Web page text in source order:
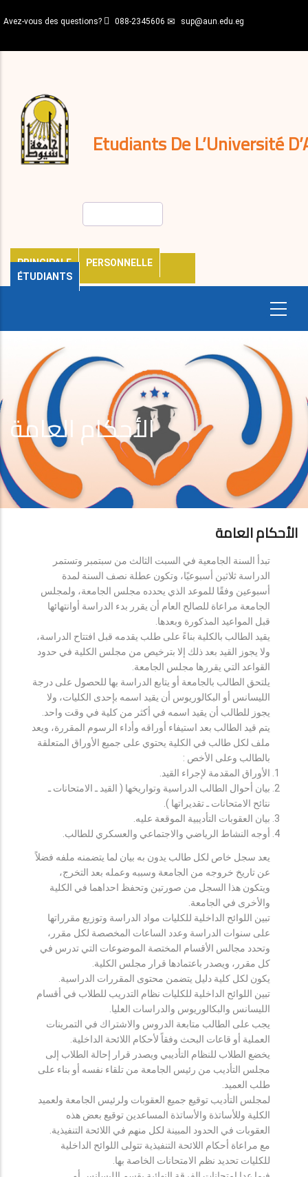
au
principal
Avez-vous des questions? 088-2345606 sup@aun.edu.eg
Etudiants De L’Université
PRINCIPALE
PERSONNELLE
ÉTUDIANTS
décisions
Expatriés
Journal
الأحكام العامة
الأحكام العامة
تبدأ السنة الجامعية في السبت الثالث من سبتمبر وتستمر
الدراسة ثلاثين أسبوعيًا، وتكون عطلة نصف السنة لمدة
أسبوعين وفقًا للموعد الذي يحدده مجلس الجامعة، ولمجلس
الجامعة مراعاة للصالح العام أن يقرر بدء الدراسة أوانتهائها
قبل المواعيد المذكورة وبعدها.
يقيد الطالب بالكلية بناءً على طلب يقدمه قبل افتتاح الدراسة،
ولا يجوز القيد بعد ذلك إلا بترخيص من مجلس الكلية في حدود
القواعد التي يقررها مجلس الجامعة.
يلتحق الطالب بالجامعة أو يتابع الدراسة بها للحصول على درجة
الليسانس أو البكالوريوس أن يقيد اسمه بإحدى الكليات، ولا
يجوز للطالب أن يقيد اسمه في أكثر من كلية في وقت واحد.
يتم قيد الطالب بعد استيفاء أوراقه وأداء الرسوم المقررة، ويعد
ملف لكل طالب في الكلية يحتوي على جميع الأوراق المتعلقة
بالطالب وعلى الأخص :
الأوراق المقدمة لإجراء القيد.
بيان أحوال الطالب الدراسية وتواريخها ( القيد ـ الامتحانات ـ
نتائح الامتحانات ـ تقديراتها ).
بيان العقوبات التأديبية الموقعة عليه.
أوجه النشاط الرياضي والاجتماعي والعسكري للطالب.
يعد سجل خاص لكل طالب يدون به بيان لما يتضمنه ملفه فضلاً
عن تاريخ خروجه من الجامعة وسببه وعمله بعد التخرج،
ويتكون هذا السجل من صورتين وتحفظ احداهما في الكلية
والأخرى في الجامعة.
تبين اللوائح الداخلية للكليات مواد الدراسة وتوزيع مقرراتها
على سنوات الدراسة وعدد الساعات المخصصة لكل مقرر،
وتحدد مجالس الأقسام المختصة الموضوعات التي تدرس في
كل مقرر، ويصدر باعتمادها قرار مجلس الكلية.
يكون لكل كلية دليل يتضمن محتوى المقررات الدراسية.
تبين اللوائح الداخلية للكليات نظام التدريب للطلاب في أقسام
الليسانس والبكالوريوس والدراسات العليا.
يجب على الطالب متابعة الدروس والاشتراك في التمرينات
العملية أو قاعات البحث وفقاً لأحكام اللائحة الداخلية.
يخضع الطلاب للنظام التأديبي ويصدر قرار إحالة الطلاب إلى
مجلس التأديب من رئيس الجامعة من تلقاء نفسه أو بناء على
طلب العميد.
لمجلس التأديب توقيع جميع العقوبات ولرئيس الجامعة ولعميد
الكلية وللأساتذة والأساتذة المساعدين توقيع بعض هذه
العقوبات في الحدود المبينة لكل منهم في اللائحة التنفيذية.
مع مراعاة أحكام اللائحة التنفيذية تتولى اللوائح الداخلية
للكليات تحديد نظم الامتحانات الخاصة بها.